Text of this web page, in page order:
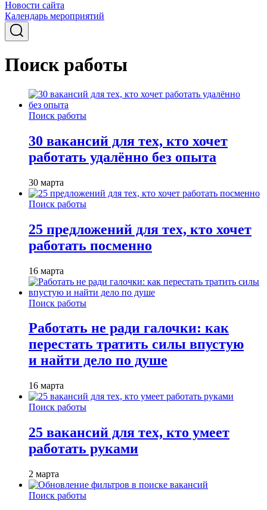
Новости сайта
Календарь мероприятий
Поиск работы
Поиск работы
30 вакансий для тех, кто хочет
работать удалённо без опыта
30 марта
Поиск работы
25 предложений для тех, кто хочет
работать посменно
16 марта
Поиск работы
Работать не ради галочки: как
перестать тратить силы впустую
и найти дело по душе
16 марта
Поиск работы
25 вакансий для тех, кто умеет
работать руками
2 марта
Поиск работы